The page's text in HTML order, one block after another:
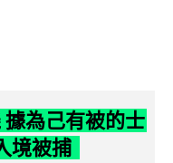
為己有被的士
境被捕